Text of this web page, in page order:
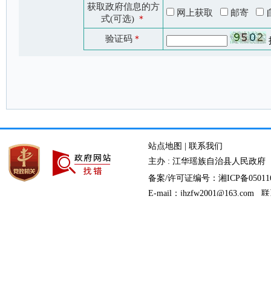
获取政府信息的方
式(可选) ＊
网上获取 邮寄
验证码 ＊